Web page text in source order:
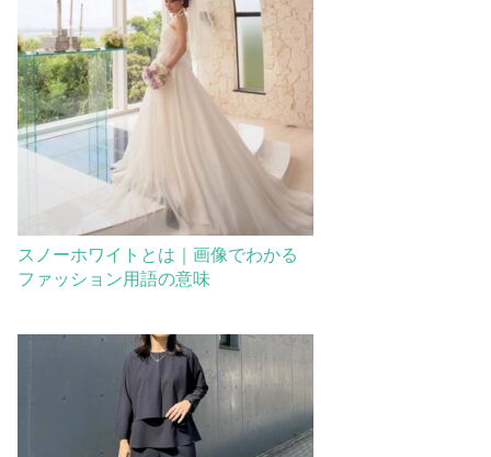
スノーホワイトとは｜画像でわかる
ファッション用語の意味